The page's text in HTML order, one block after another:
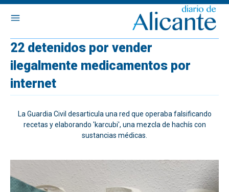
22 detenidos por vender
ilegalmente medicamentos por
internet
La Guardia Civil desarticula una red que operaba falsificando
recetas y elaborando 'karcubi', una mezcla de hachís con
sustancias médicas.